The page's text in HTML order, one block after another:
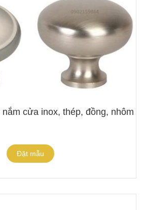
cửa inox, thép, đồng, nhôm
Đặt mẫu